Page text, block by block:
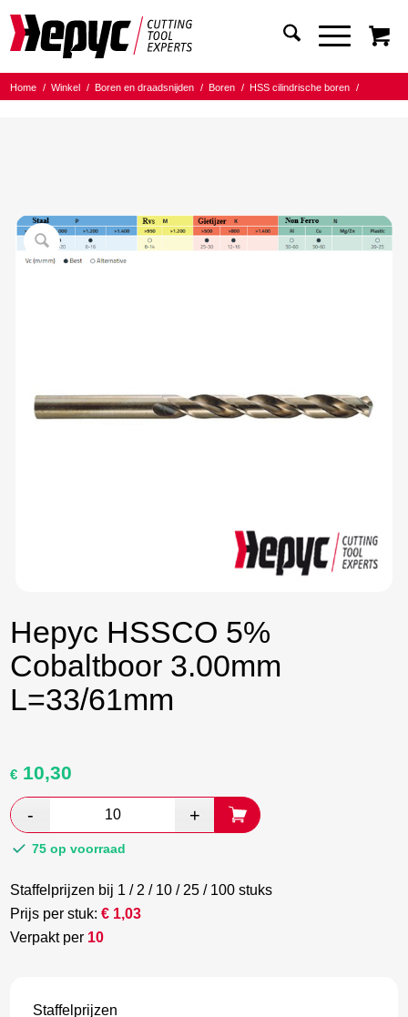
Home / Winkel / Boren en draadsnijden / Boren / HSS cilindrische boren
/
Hepyc HSSCO 5%
Cobaltboor 3.00mm
L=33/61mm
Oorspronkelijke
prijs
was:
€ 1,84.
€ 10,30
prijs
€ 1,02.
75 op voorraad
Staffelprijzen bij 1 / 2 / 10 / 25 / 100 stuks
Prijs per stuk:€ 1,03
Verpakt per 10
Staffelprijzen